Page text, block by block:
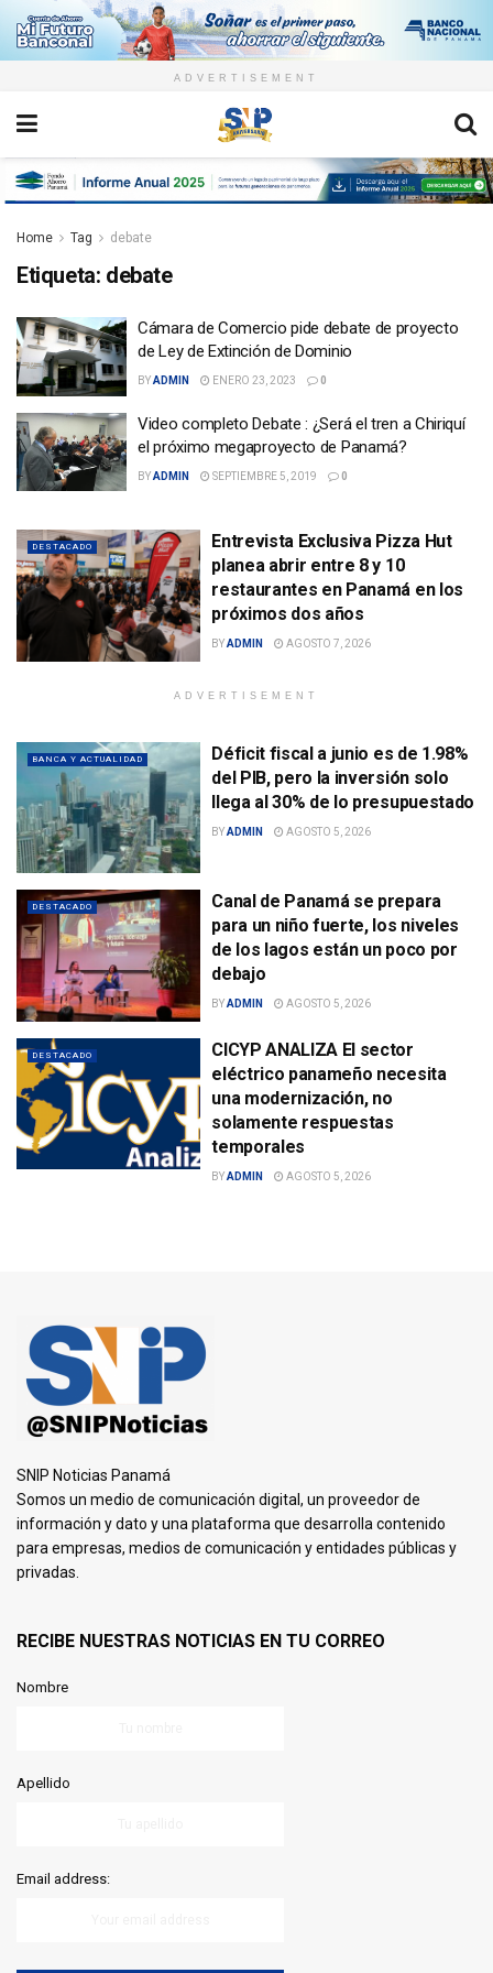
ADVERTISEMENT
Home Tag debate
Etiqueta: debate
Cámara de Comercio pide debate de proyecto
de Ley de Extinción de Dominio
BYADMIN ENERO 23, 2023 0
Video completo Debate : ¿Será el tren a Chiriquí
el próximo megaproyecto de Panamá?
BYADMIN SEPTIEMBRE 5, 2019 0
DESTACADO
Entrevista Exclusiva Pizza Hut
planea abrir entre 8 y 10
restaurantes en Panamá en los
próximos dos años
BYADMIN AGOSTO 7, 2026
ADVERTISEMENT
BANCA Y ACTUALIDAD
Déficit fiscal a junio es de 1.98%
del PIB, pero la inversión solo
llega al 30% de lo presupuestado
BYADMIN AGOSTO 5, 2026
DESTACADO
Canal de Panamá se prepara
para un niño fuerte, los niveles
de los lagos están un poco por
debajo
BYADMIN AGOSTO 5, 2026
DESTACADO
CICYP ANALIZA El sector
eléctrico panameño necesita
una modernización, no
solamente respuestas
temporales
BYADMIN AGOSTO 5, 2026
SNIP Noticias Panamá
Somos un medio de comunicación digital, un proveedor de
información y dato y una plataforma que desarrolla contenido
para empresas, medios de comunicación y entidades públicas y
privadas.
RECIBE NUESTRAS NOTICIAS EN TU CORREO
Nombre
Apellido
Email address: